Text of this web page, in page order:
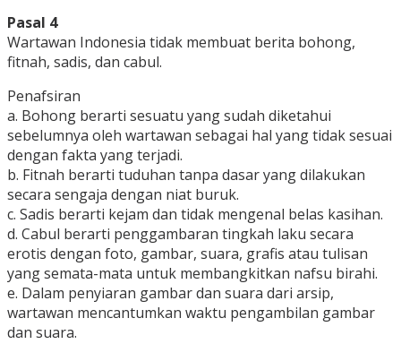
Pasal 4
Wartawan Indonesia tidak membuat berita bohong,
fitnah, sadis, dan cabul.
Penafsiran
a. Bohong berarti sesuatu yang sudah diketahui
sebelumnya oleh wartawan sebagai hal yang tidak sesuai
dengan fakta yang terjadi.
b. Fitnah berarti tuduhan tanpa dasar yang dilakukan
secara sengaja dengan niat buruk.
c. Sadis berarti kejam dan tidak mengenal belas kasihan.
d. Cabul berarti penggambaran tingkah laku secara
erotis dengan foto, gambar, suara, grafis atau tulisan
yang semata-mata untuk membangkitkan nafsu birahi.
e. Dalam penyiaran gambar dan suara dari arsip,
wartawan mencantumkan waktu pengambilan gambar
dan suara.